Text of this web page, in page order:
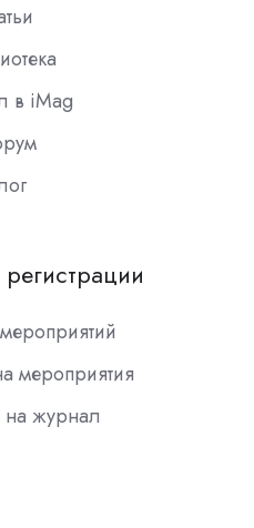
в iMag
мероприятия
журнал